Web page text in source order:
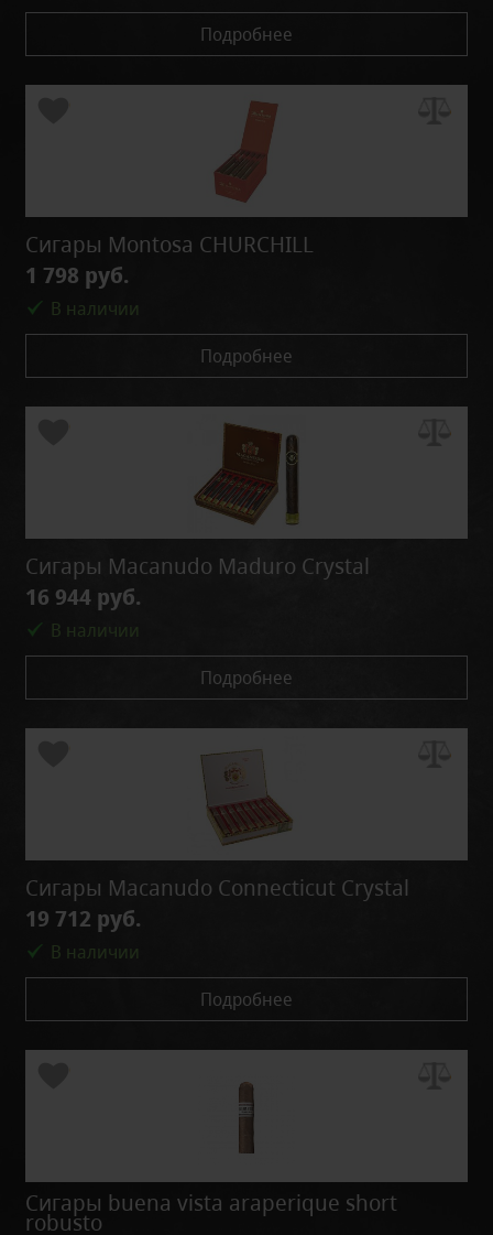
Подробнее
Сигары Montosa CHURCHILL
1 798 руб.
В наличии
Подробнее
Сигары Macanudo Maduro Crystal
16 944 руб.
В наличии
Подробнее
Сигары Macanudo Connecticut Crystal
19 712 руб.
В наличии
Подробнее
Сигары buena vista araperique short
robusto